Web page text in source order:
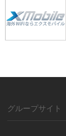
グループサイト